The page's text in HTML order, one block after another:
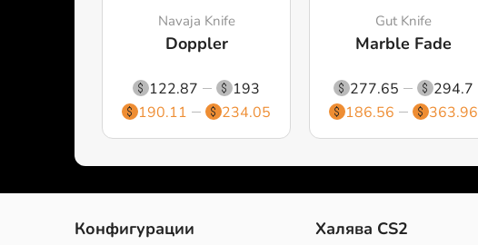
Navaja Knife
Doppler
122.87
193
190.11
234.05
Gut Knife
Marble Fade
277.65
294.7
186.56
363.96
Конфигурации Халява CS2